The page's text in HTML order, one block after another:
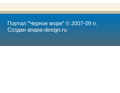
Портал "Черное море" © 2007-09 гг.
Создан anapa-design.ru